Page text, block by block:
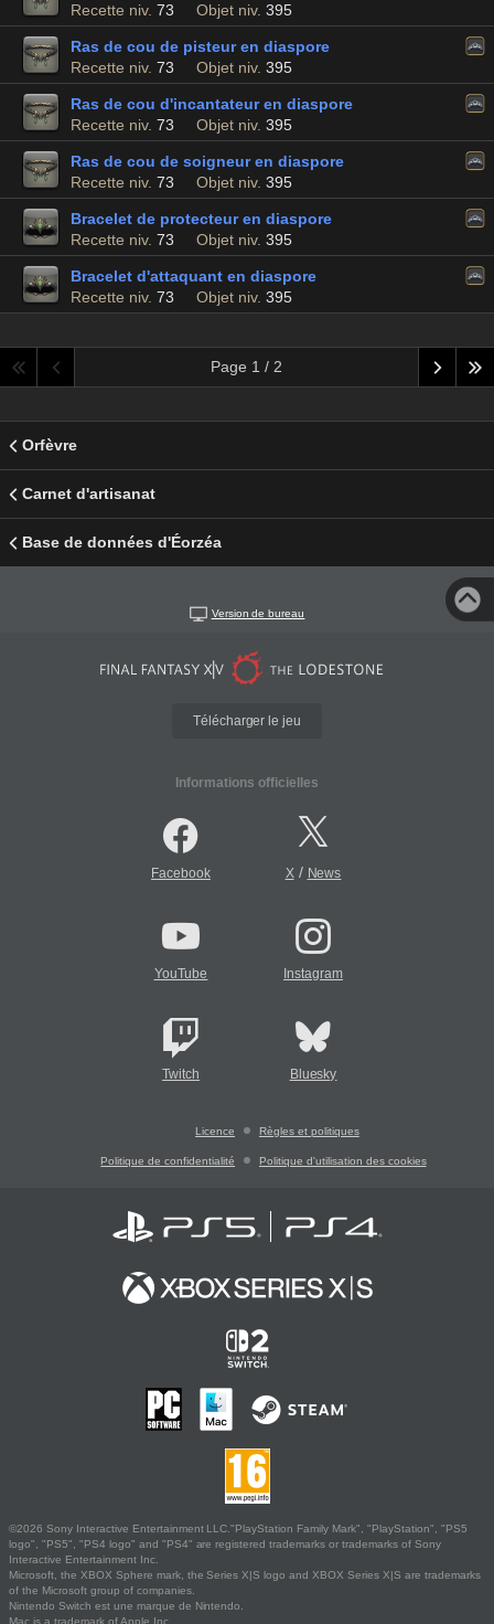
Recette niv. 73 Objet niv. 395
Ras de cou de pisteur en diaspore
Recette niv. 73 Objet niv. 395
Ras de cou d'incantateur en diaspore
Recette niv. 73 Objet niv. 395
Ras de cou de soigneur en diaspore
Recette niv. 73 Objet niv. 395
Bracelet de protecteur en diaspore
Recette niv. 73 Objet niv. 395
Bracelet d'attaquant en diaspore
Recette niv. 73 Objet niv. 395
Page 1 / 2
Orfèvre
Carnet d'artisanat
Base de données d'Éorzéa
Version de bureau
Télécharger le jeu
Informations officielles
Facebook X/ News
YouTube Instagram
Twitch Bluesky
Licence Règles et politiques
Politique de confidentialité Politique d'utilisation des cookies
©2026 Sony Interactive Entertainment LLC."PlayStation Family Mark", "PlayStation", "PS5
logo", "PS5", "PS4 logo" and "PS4" are registered trademarks or trademarks of Sony
Interactive Entertainment Inc.
Microsoft, the XBOX Sphere mark, the Series X|S logo and XBOX Series X|S are trademarks
of the Microsoft group of companies.
Nintendo Switch est une marque de Nintendo.
Mac is a trademark of Apple Inc.